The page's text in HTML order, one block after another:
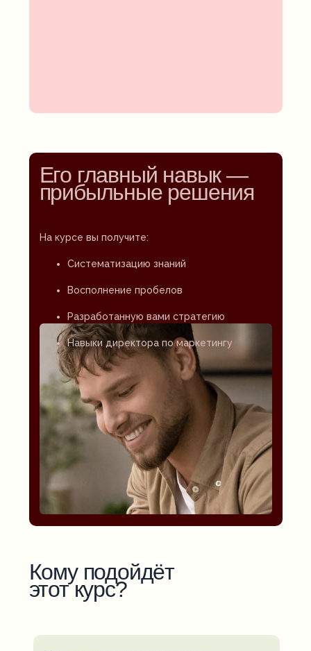
Его главный навык —
прибыльные решения
На курсе вы получите:
Систематизацию знаний
Восполнение пробелов
Разработанную вами стратегию
Навыки директора по маркетингу
Кому подойдёт
этот курс?